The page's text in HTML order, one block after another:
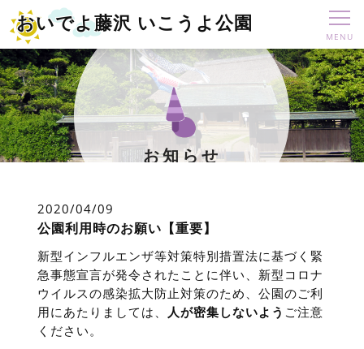
おいでよ藤沢 いこうよ公園
お知らせ
2020/04/09
公園利用時のお願い【重要】
新型インフルエンザ等対策特別措置法に基づく緊
急事態宣言が発令されたことに伴い、新型コロナ
ウイルスの感染拡大防止対策のため、公園のご利
用にあたりましては、 人が密集しないよう ご注意
ください。